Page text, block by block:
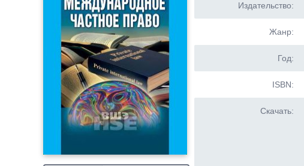
Издательство:
Жанр:
Год:
ISBN:
Скачать: